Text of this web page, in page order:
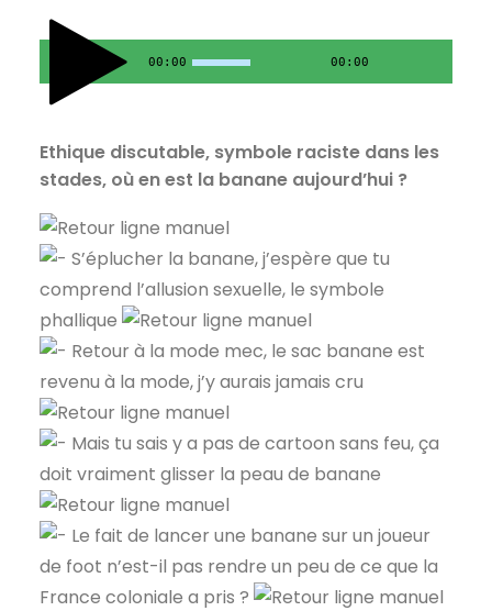
00:00 00:00
Ethique discutable, symbole raciste dans les
stades, où en est la banane aujourd’hui ?
S’éplucher la banane, j’espère que tu
comprend l’allusion sexuelle, le symbole
phallique
Retour à la mode mec, le sac banane est
revenu à la mode, j’y aurais jamais cru
Mais tu sais y a pas de cartoon sans feu, ça
doit vraiment glisser la peau de banane
Le fait de lancer une banane sur un joueur
de foot n’est-il pas rendre un peu de ce que la
France coloniale a pris ?